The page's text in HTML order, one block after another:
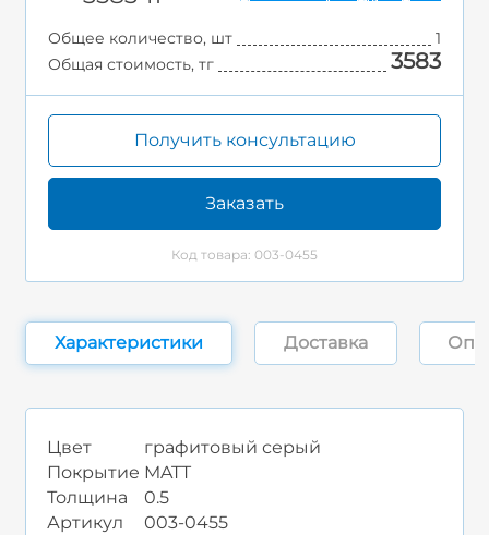
Общее количество, шт
1
Общая стоимость, тг
3583
Получить консультацию
Заказать
Код товара: 003-0455
Характеристики Доставка
Цвет
графитовый серый
Покрытие MATT
Толщина
0.5
Артикул
003-0455